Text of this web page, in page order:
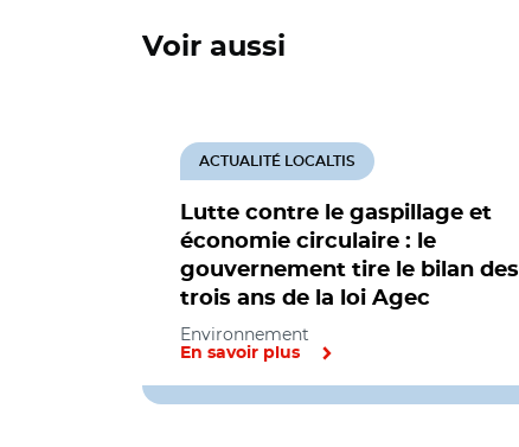
Voir aussi
Lutte contre le gaspillage et
économie circulaire : le
gouvernement tire le bilan des
trois ans de la loi Agec
ACTUALITÉ LOCALTIS
Environnement
En savoir plus